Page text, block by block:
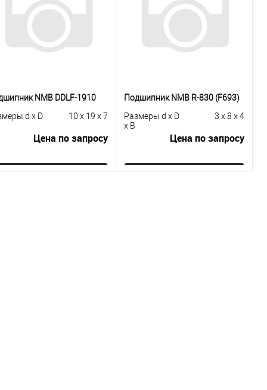
В избранное
Под заказ
В избранное
Под заказ
NMB DDLF-1910
d x D
10 x 19 x 7
Цена по запросу
Подшипник NMB R-830 (F693)
Размеры d x D
x B
3 x 8 x 4
Цена по запросу